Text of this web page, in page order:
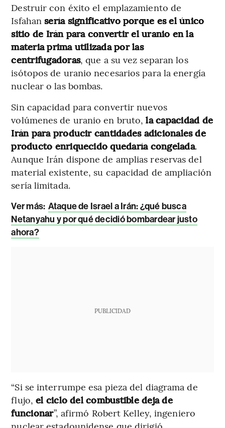
Destruir con éxito el emplazamiento de
Isfahansería significativo porque es el único
sitio de Irán para convertir el uranio en la
materia prima utilizada por las
centrifugadoras, que a su vez separan los
isótopos de uranio necesarios para la energía
nuclear o las bombas.
Sin capacidad para convertir nuevos
volúmenes de uranio en bruto,la capacidad de
Irán para producir cantidades adicionales de
producto enriquecido quedaría congelada.
Aunque Irán dispone de amplias reservas del
material existente, su capacidad de ampliación
sería limitada.
Ver más: Ataque de Israel a Irán: ¿qué busca
Netanyahu y por qué decidió bombardear justo
ahora?
PUBLICIDAD
“Si se interrumpe esa pieza del diagrama de
flujo,el ciclo del combustible deja de
funcionar”, afirmó Robert Kelley, ingeniero